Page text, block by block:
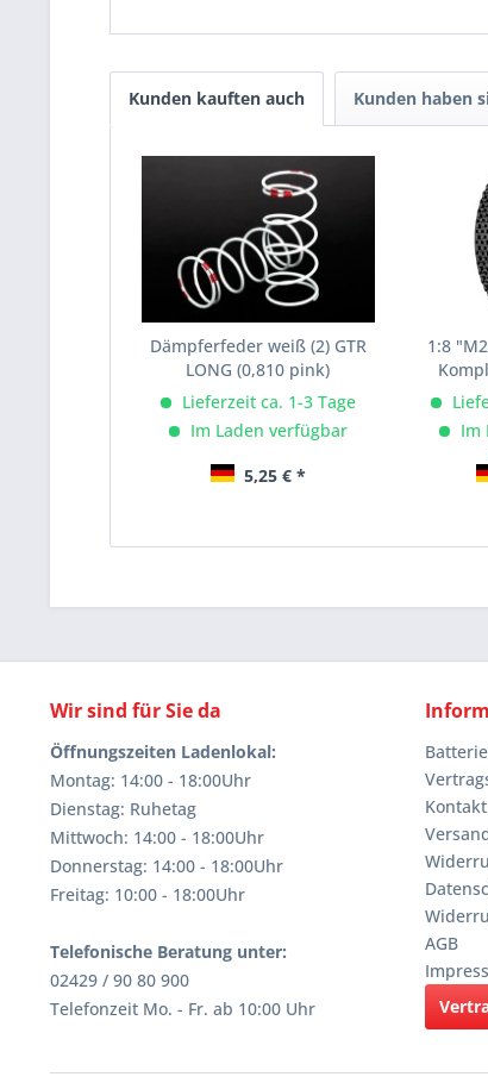
Kunden kauften auch Kunden haben
Dämpferfeder weiß (2) GTR
LONG (0,810 pink)
Lieferzeit ca. 1-3 Tage
Im Laden verfügbar
5,25 € *
1:8
Im
Wir sind für Sie da
Öffnungszeiten Ladenlokal:
Montag: 14:00 - 18:00Uhr
Dienstag: Ruhetag
Mittwoch: 14:00 - 18:00Uhr
Donnerstag: 14:00 - 18:00Uhr
Freitag: 10:00 - 18:00Uhr
Telefonische Beratung unter:
02429 / 90 80 900
Telefonzeit Mo. - Fr. ab 10:00 Uhr
Kontakt
AGB